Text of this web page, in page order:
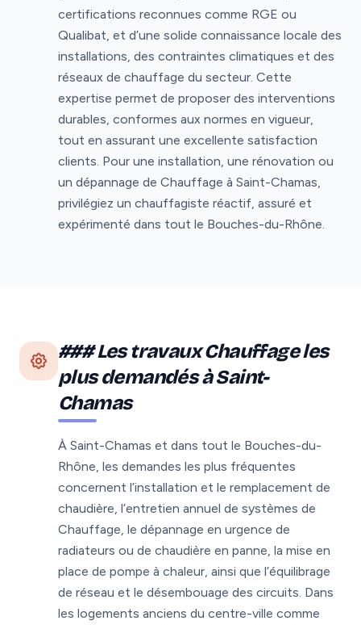
certifications reconnues comme RGE ou
Qualibat, et d’une solide connaissance locale des
installations, des contraintes climatiques et des
réseaux de chauffage du secteur. Cette
expertise permet de proposer des interventions
durables, conformes aux normes en vigueur,
tout en assurant une excellente satisfaction
clients. Pour une installation, une rénovation ou
un dépannage de Chauffage à Saint-Chamas,
privilégiez un chauffagiste réactif, assuré et
expérimenté dans tout le Bouches-du-Rhône.
### Les travaux Chauffage les
plus demandés à Saint-
Chamas
À Saint-Chamas et dans tout le Bouches-du-
Rhône, les demandes les plus fréquentes
concernent l’installation et le remplacement de
chaudière, l’entretien annuel de systèmes de
Chauffage, le dépannage en urgence de
radiateurs ou de chaudière en panne, la mise en
place de pompe à chaleur, ainsi que l’équilibrage
de réseau et le désembouage des circuits. Dans
les logements anciens du centre-ville comme